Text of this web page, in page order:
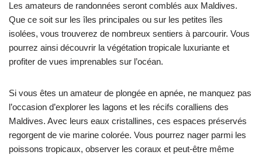
Les amateurs de randonnées seront comblés aux Maldives.
Que ce soit sur les îles principales ou sur les petites îles
isolées, vous trouverez de nombreux sentiers à parcourir. Vous
pourrez ainsi découvrir la végétation tropicale luxuriante et
profiter de vues imprenables sur l’océan.
Si vous êtes un amateur de plongée en apnée, ne manquez pas
l’occasion d’explorer les lagons et les récifs coralliens des
Maldives. Avec leurs eaux cristallines, ces espaces préservés
regorgent de vie marine colorée. Vous pourrez nager parmi les
poissons tropicaux, observer les coraux et peut-être même